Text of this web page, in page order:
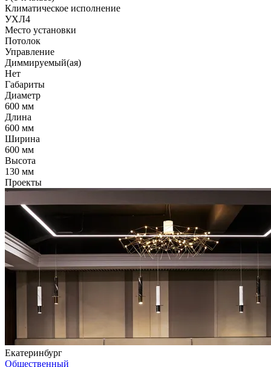
Климатическое исполнение
УХЛ4
Место установки
Потолок
Управление
Диммируемый(ая)
Нет
Габариты
Диаметр
600 мм
Длина
600 мм
Ширина
600 мм
Высота
130 мм
Проекты
Екатеринбург
Общественный